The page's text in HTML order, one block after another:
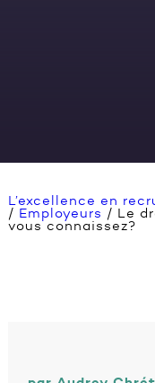
L’excellence en
/ Employeurs / Le
vous connaissez?